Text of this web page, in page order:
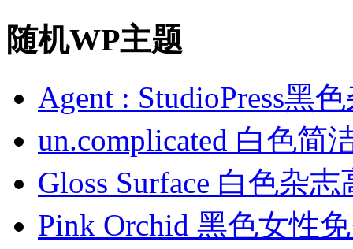
随机WP主题
Agent : StudioPress黑
un.complicated 白色简
Gloss Surface 白色杂
Pink Orchid 黑色女性